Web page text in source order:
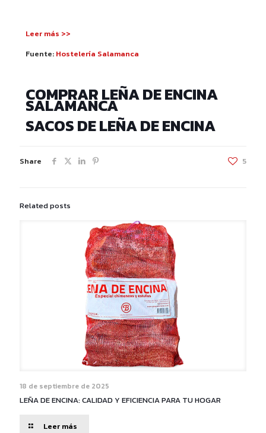
Leer más >>
Fuente: Hostelería Salamanca
COMPRAR LEÑA DE ENCINA
SALAMANCA
SACOS DE LEÑA DE ENCINA
Share 5
Related posts
18 de septiembre de 2025
LEÑA DE ENCINA: CALIDAD Y EFICIENCIA PARA TU HOGAR
Leer más